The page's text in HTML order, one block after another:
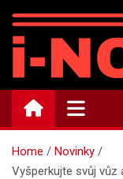
i-
Mediální
Home
Novinky
Vyšperkujte svůj vůz